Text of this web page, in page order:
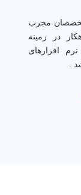
مجرب
در زمینه
افزارهای
.